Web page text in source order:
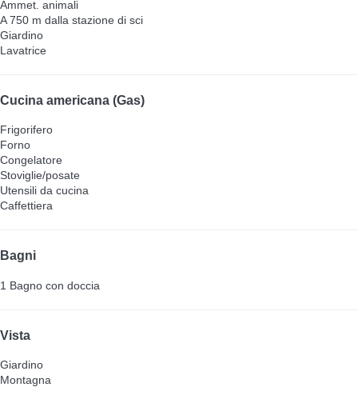
Ammet. animali
A 750 m dalla stazione di sci
Giardino
Lavatrice
Cucina americana (Gas)
Frigorifero
Forno
Congelatore
Stoviglie/posate
Utensili da cucina
Caffettiera
Bagni
1 Bagno con doccia
Vista
Giardino
Montagna